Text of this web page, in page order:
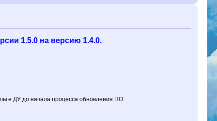
1.5.0 на версию 1.4.0.
ДУ до начала процесса обновления ПО.